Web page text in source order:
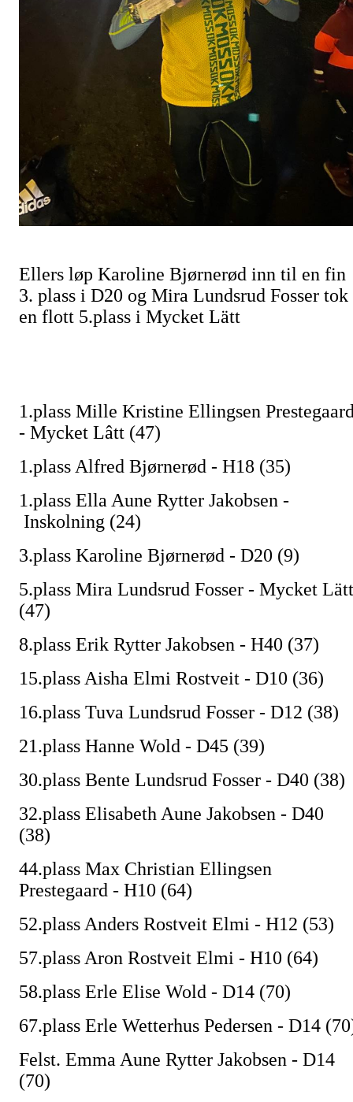
Ellers løp Karoline Bjørnerød inn til en fin
3. plass i D20 og Mira Lundsrud Fosser tok
en flott 5.plass i Mycket Lätt
1.plass Mille Kristine Ellingsen
- Mycket Lâtt (47)
1.plass Alfred Bjørnerød - H18 (35)
1.plass Ella Aune Rytter Jakobsen -
Inskolning (24)
3.plass Karoline Bjørnerød - D20 (9)
5.plass Mira Lundsrud Fosser - Mycket Lätt
(47)
8.plass Erik Rytter Jakobsen - H40 (37)
15.plass Aisha Elmi Rostveit - D10 (36)
16.plass Tuva Lundsrud Fosser - D12 (38)
21.plass Hanne Wold - D45 (39)
30.plass Bente Lundsrud Fosser - D40 (38)
32.plass Elisabeth Aune Jakobsen - D40
(38)
44.plass Max Christian Ellingsen
Prestegaard - H10 (64)
52.plass Anders Rostveit Elmi - H12 (53)
57.plass Aron Rostveit Elmi - H10 (64)
58.plass Erle Elise Wold - D14 (70)
67.plass Erle Wetterhus Pedersen - D14
Felst. Emma Aune Rytter Jakobsen - D14
(70)